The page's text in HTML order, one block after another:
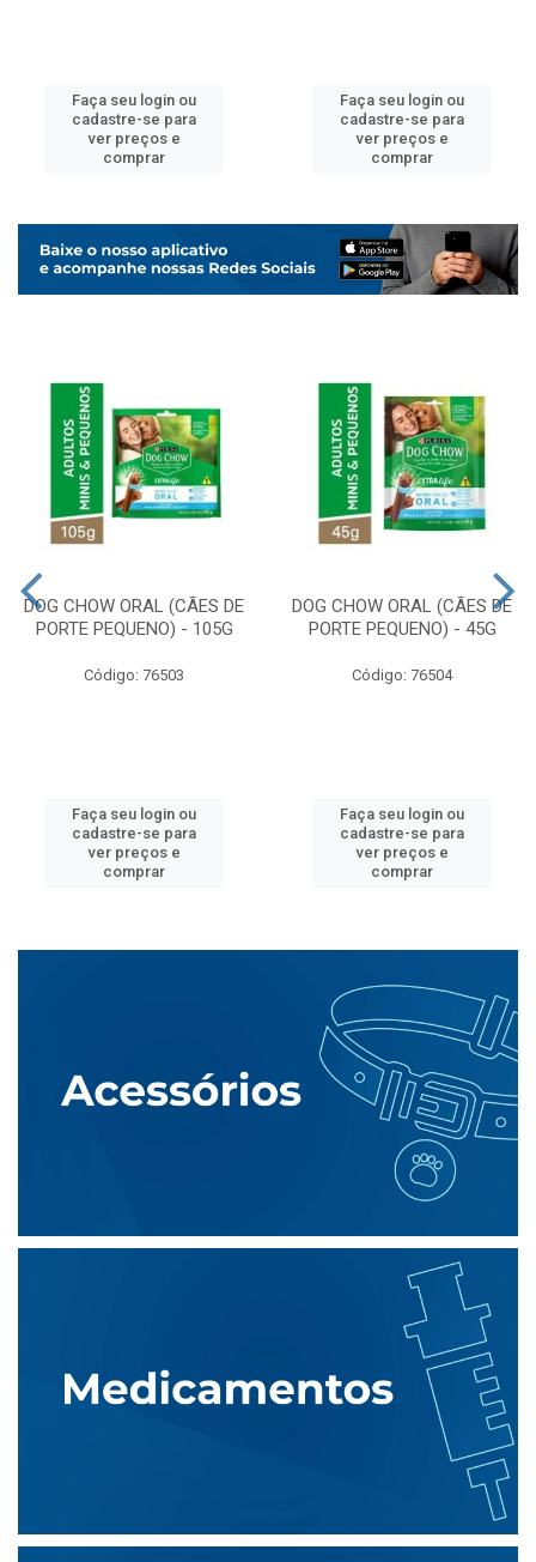
Faça seu login ou
cadastre-se para
ver preços e
comprar
Faça seu login ou
cadastre-se para
ver preços e
comprar
DOG CHOW ORAL (CÃES DE
PORTE PEQUENO) - 105G
Código: 76503
Faça seu login ou
cadastre-se para
ver preços e
comprar
DOG CHOW ORAL (CÃES DE
PORTE PEQUENO) - 45G
Código: 76504
Faça seu login ou
cadastre-se para
ver preços e
comprar